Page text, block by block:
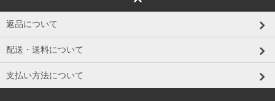
返品について
配送・送料について
支払い方法について